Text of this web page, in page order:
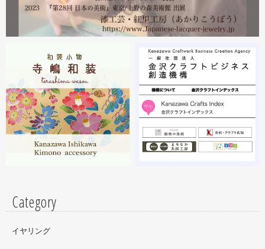
2月19日から23日まで 東京・上野の森美術館で開催中の
『第28回 日本の美術展』に出展しています。
2023.02
昨年初めからT-BASE銀座ギャラリーさんのご依頼で螺鈿
細工のソフビフィギュア装飾のお仕事させていただいてま
す。広面積への螺鈿細工や蒔絵となりますのでかなりの高
額品になりますがご好評のようで嬉しい限りです(^^)写真
はドラマに登場していたキャラクターです。
Category
イヤリング